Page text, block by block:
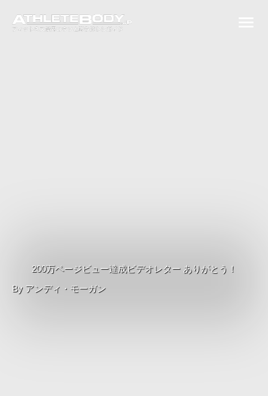
200万ページビュー達成ビデオレター ありがとう！
By アンディ・モーガン